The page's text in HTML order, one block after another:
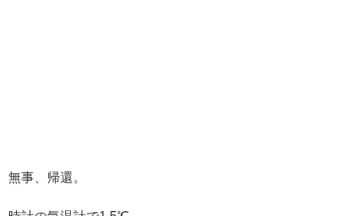
無事、帰還。